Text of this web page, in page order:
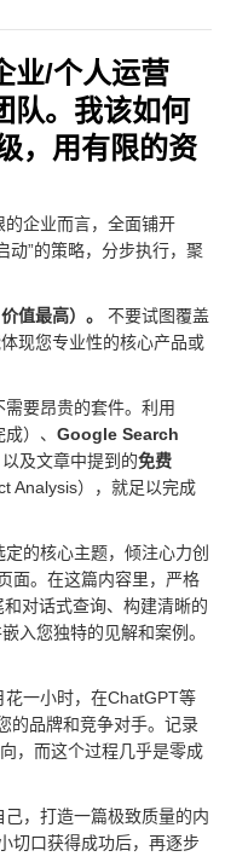
业/个人运营
队。我该如何
，用有限的资
企业而言，全面铺开
动”的策略，分步执行，聚
值最高）。
不要试图覆盖
现您专业性的核心产品或
需要昂贵的套件。利用
成）、Google Search
以及文章中提到的免费
Analysis），就足以完成
定的核心主题，倾注心力创
面。在这篇内容里，严格
对话式查询、构建清晰的
入您独特的见解和案例。
花一小时，在ChatGPT等
的品牌和竞争对手。记录
，而这个过程几乎是零成
，打造一篇极致质量的内
切口获得成功后，再逐步